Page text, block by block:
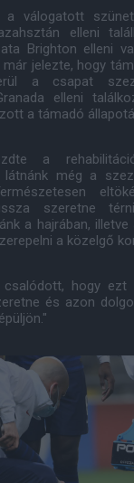
válogatott
elleni
Brighton elleni
jelezte, hogy
a csapat
elleni
a támadó
a
látnánk még a
szeretne
a hajrában,
a közelgő
csalódott, hogy
és azon